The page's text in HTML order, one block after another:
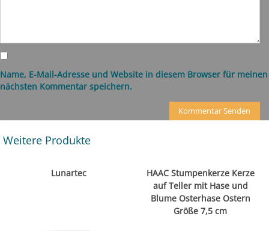
Name, E-Mail-Adresse und Website in diesem Browser für meinen
nächsten Kommentar speichern.
Weitere Produkte
Lunartec
HAAC Stumpenkerze Kerze
auf Teller mit Hase und
Blume Osterhase Ostern
Größe 7,5 cm